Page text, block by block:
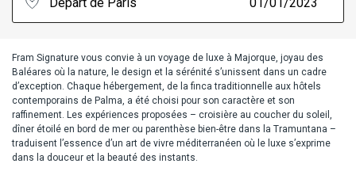
Fram Signature vous convie à un voyage de luxe à Majorque, joyau des
Baléares où la nature, le design et la sérénité s’unissent dans un cadre
d’exception. Chaque hébergement, de la finca traditionnelle aux hôtels
contemporains de Palma, a été choisi pour son caractère et son
raffinement. Les expériences proposées – croisière au coucher du soleil,
dîner étoilé en bord de mer ou parenthèse bien-être dans la Tramuntana –
traduisent l’essence d’un art de vivre méditerranéen où le luxe s’exprime
dans la douceur et la beauté des instants.